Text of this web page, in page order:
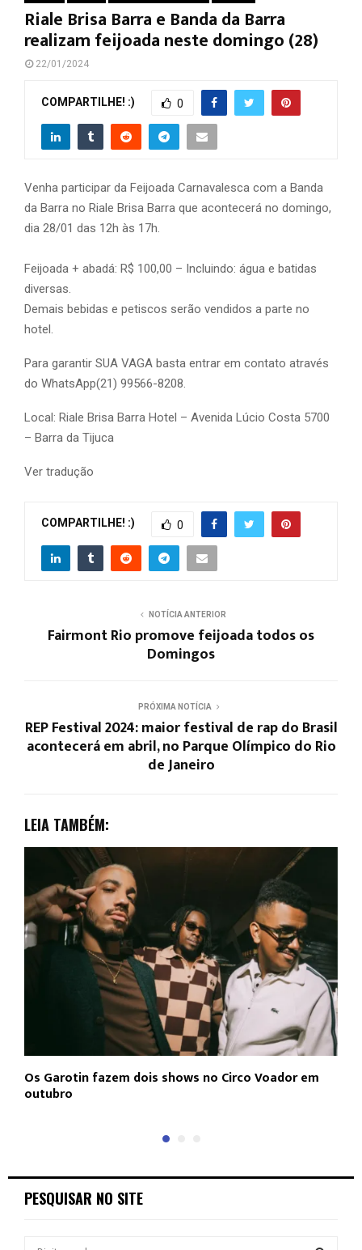
Riale Brisa Barra e Banda da Barra
realizam feijoada neste domingo (28)
22/01/2024
COMPARTILHE! :) 0
Venha participar da Feijoada Carnavalesca com a Banda
da Barra no Riale Brisa Barra que acontecerá no domingo,
dia 28/01 das 12h às 17h.
Feijoada + abadá: R$ 100,00 – Incluindo: água e batidas
diversas.
Demais bebidas e petiscos serão vendidos a parte no
hotel.
Para garantir SUA VAGA basta entrar em contato através
do WhatsApp(21) 99566-8208.
Local: Riale Brisa Barra Hotel – Avenida Lúcio Costa 5700
– Barra da Tijuca
Ver tradução
COMPARTILHE! :) 0
NOTÍCIA ANTERIOR
Fairmont Rio promove feijoada todos os
Domingos
PRÓXIMA NOTÍCIA
REP Festival 2024: maior festival de rap do Brasil
acontecerá em abril, no Parque Olímpico do Rio
de Janeiro
LEIA TAMBÉM:
Os Garotin fazem dois shows no Circo Voador em
outubro
PESQUISAR NO SITE